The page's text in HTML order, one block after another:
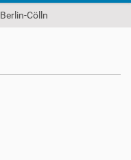
Berlin-Cölln